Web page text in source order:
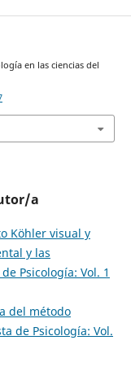
en las ciencias del
a
Köhler visual y
y las
Psicología: Vol. 1
del método
de Psicología: Vol.